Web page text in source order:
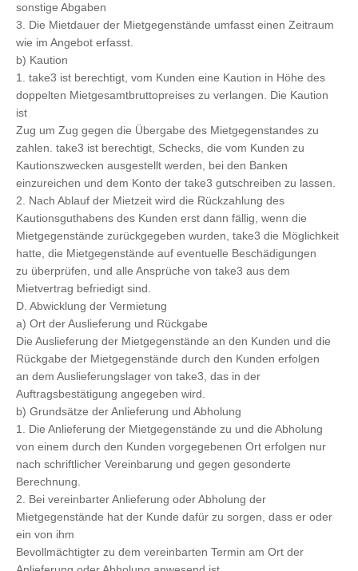
sonstige Abgaben
3. Die Mietdauer der Mietgegenstände umfasst einen Zeitraum
wie im Angebot erfasst.
b) Kaution
1. take3 ist berechtigt, vom Kunden eine Kaution in Höhe des
doppelten Mietgesamtbruttopreises zu verlangen. Die Kaution
ist
Zug um Zug gegen die Übergabe des Mietgegenstandes zu
zahlen. take3 ist berechtigt, Schecks, die vom Kunden zu
Kautionszwecken ausgestellt werden, bei den Banken
einzureichen und dem Konto der take3 gutschreiben zu lassen.
2. Nach Ablauf der Mietzeit wird die Rückzahlung des
Kautionsguthabens des Kunden erst dann fällig, wenn die
Mietgegenstände zurückgegeben wurden, take3 die Möglichkeit
hatte, die Mietgegenstände auf eventuelle Beschädigungen
zu überprüfen, und alle Ansprüche von take3 aus dem
Mietvertrag befriedigt sind.
D. Abwicklung der Vermietung
a) Ort der Auslieferung und Rückgabe
Die Auslieferung der Mietgegenstände an den Kunden und die
Rückgabe der Mietgegenstände durch den Kunden erfolgen
an dem Auslieferungslager von take3, das in der
Auftragsbestätigung angegeben wird.
b) Grundsätze der Anlieferung und Abholung
1. Die Anlieferung der Mietgegenstände zu und die Abholung
von einem durch den Kunden vorgegebenen Ort erfolgen nur
nach schriftlicher Vereinbarung und gegen gesonderte
Berechnung.
2. Bei vereinbarter Anlieferung oder Abholung der
Mietgegenstände hat der Kunde dafür zu sorgen, dass er oder
ein von ihm
Bevollmächtigter zu dem vereinbarten Termin am Ort der